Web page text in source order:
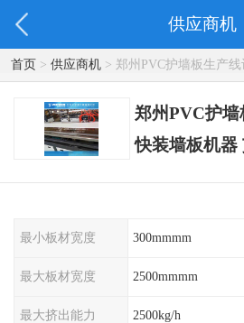
供应商机
首页> 供应商机> 郑州PVC护墙板生产
斯曼机械
郑州PVC护
快装墙板机器
最小板材宽度 300mmmm
最大板材宽度 2500mmmm
最大挤出能力 2500kg/h